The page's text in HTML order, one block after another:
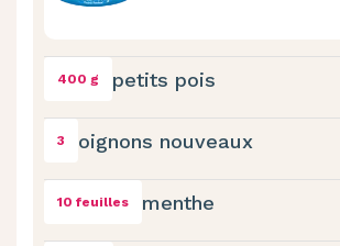
400 g petits pois
3 oignons nouveaux
10 feuilles menthe